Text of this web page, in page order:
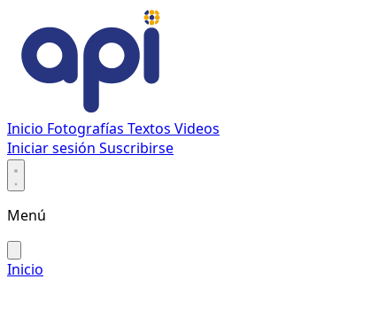
Inicio Fotografías Textos Videos
Iniciar sesión Suscribirse
Menú
Inicio